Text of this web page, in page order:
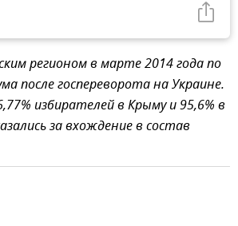
регионом в марте 2014 года по
после госпереворота на Украине.
избирателей в Крыму и 95,6% в
за вхождение в состав